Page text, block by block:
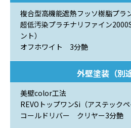
複合型高機能遮熱フッソ樹脂プラ
超低汚染プラチナリファイン
ント）
オフホワイト 3分艶
外壁塗装（別
美壁color工法
REVOトップワンSi（アステックペ
コールドリバー クリヤー3分艶